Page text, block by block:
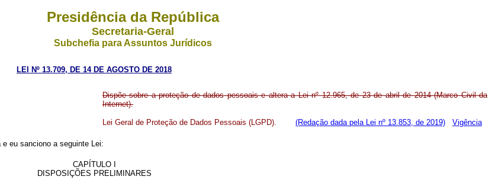
Presidência da República
Secretaria-Geral
Subchefia para Assuntos Jurídicos
LEI Nº 13.709, DE 14 DE AGOSTO DE 2018
Dispõe sobre a proteção de dados pessoais e altera a Lei nº 12.965, de 23 de abril de 2014 (Marco Civil da
Internet).
Lei Geral de Proteção de Dados Pessoais (LGPD). (Redação dada pela Lei nº 13.853, de 2019) Vigência
eu sanciono a seguinte Lei:
CAPÍTULO I
DISPOSIÇÕES PRELIMINARES